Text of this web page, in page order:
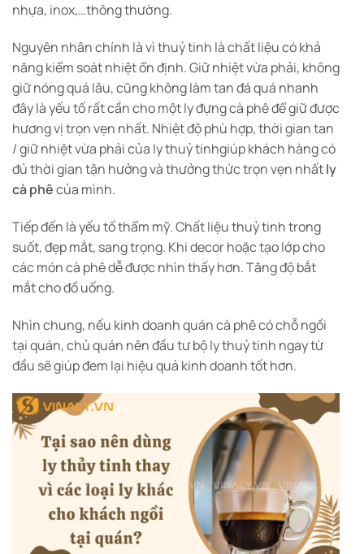
nhựa, inox,…thông thường.
Nguyên nhân chính là vì thuỷ tinh là chất liệu có khả
năng kiểm soát nhiệt ổn định. Giữ nhiệt vừa phải, không
giữ nóng quá lâu, cũng không làm tan đá quá nhanh
đây là yếu tố rất cần cho một ly đựng cà phê để giữ được
hương vị trọn vẹn nhất. Nhiệt độ phù hợp, thời gian tan
/ giữ nhiệt vừa phải của ly thuỷ tinhgiúp khách hàng có
đủ thời gian tận hưởng và thưởng thức trọn vẹn nhấtly
cà phêcủa mình.
Tiếp đến là yếu tố thẩm mỹ. Chất liệu thuỷ tinh trong
suốt, đẹp mắt, sang trọng. Khi decor hoặc tạo lớp cho
các món cà phê dễ được nhìn thấy hơn. Tăng độ bắt
mắt cho đồ uống.
Nhìn chung, nếu kinh doanh quán cà phê có chỗ ngồi
tại quán, chủ quán nên đầu tư bộ ly thuỷ tinh ngay từ
đầu sẽ giúp đem lại hiệu quả kinh doanh tốt hơn.